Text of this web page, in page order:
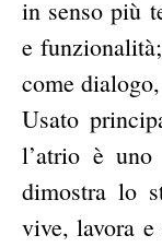
in senso più
e
come
Usato
l’atrio è uno
dimostra lo
vive, lavora e